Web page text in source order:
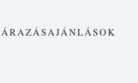
ÁRAZÁSAJÁNLÁSOK